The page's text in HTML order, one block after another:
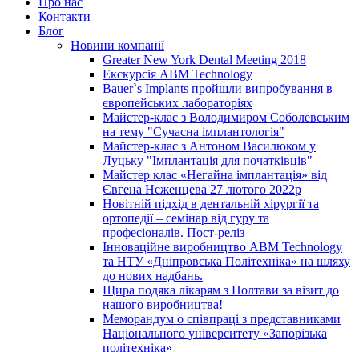
Контакти
Блог
Новини компанії
Greater New York Dental Meeting 2018
Екскурсія ABM Technology
Bauer`s Implants пройшли випробування в
європейських лабораторіях
Майстер-клас з Володимиром Соболевським
на тему "Сучасна імплантологія"
Майстер-клас з Антоном Василюком у
Луцьку "Імплантація для початківців"
Майстер клас «Негайна імплантація» від
Євгена Нєженцева 27 лютого 2022р
Новітній підхід в дентальній хірургії та
ортопедії – семінар від гуру та
професіоналів. Пост-реліз
Інноваційне виробництво ABM Technology
та НТУ «Дніпровська Політехніка» на шляху
до нових надбань.
Щира подяка лікарям з Полтави за візит до
нашого виробництва!
Меморандум о співпраці з представниками
Національного університету «Запорізька
політехніка»